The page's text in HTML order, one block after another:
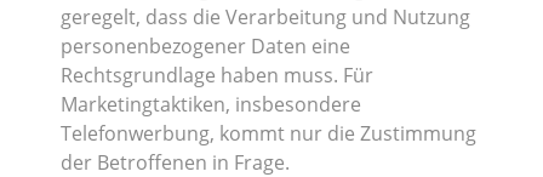
geregelt, dass die Verarbeitung und Nutzung
personenbezogener Daten eine
Rechtsgrundlage haben muss. Für
Marketingtaktiken, insbesondere
Telefonwerbung, kommt nur die Zustimmung
der Betroffenen in Frage.